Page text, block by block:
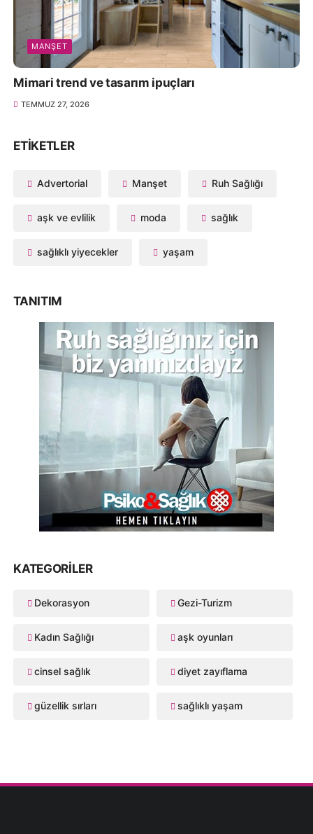
MANŞET
Mimari trend ve tasarım ipuçları
TEMMUZ 27, 2026
ETIKETLER
Advertorial Manşet Ruh Sağlığı
aşk ve evlilik moda sağlık
sağlıklı yiyecekler yaşam
TANITIM
KATEGORILER
Dekorasyon Gezi-Turizm
Kadın Sağlığı aşk oyunları
cinsel sağlık diyet zayıflama
güzellik sırları sağlıklı yaşam